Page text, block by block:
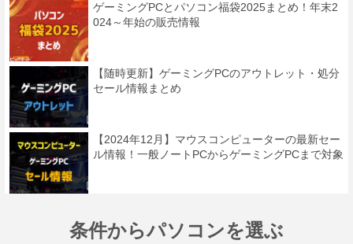
ゲーミングPCとパソコン福袋2025まとめ！年末2
024～年始の販売情報
【随時更新】ゲーミングPCのアウトレット・処分
セール情報まとめ
【2024年12月】マウスコンピューターの最新セー
ル情報！一般ノートPCからゲーミングPCまで対象
条件からパソコンを選ぶ